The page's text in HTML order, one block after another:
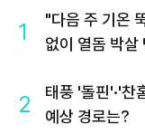
1
"다음 주 기온
없이 열돔 박살
2
태풍 '돌핀'·'찬
예상 경로는?